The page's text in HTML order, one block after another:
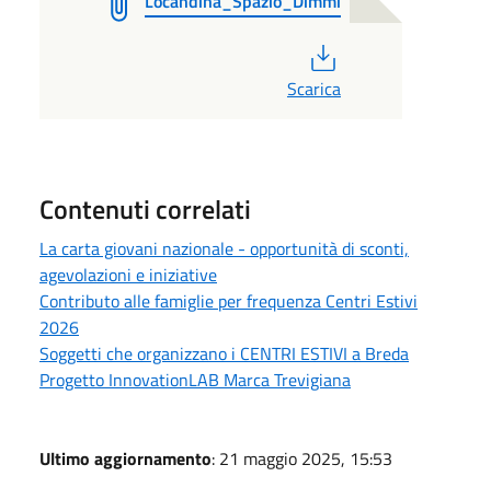
Scarica
Contenuti correlati
La carta giovani nazionale - opportunità di sconti,
agevolazioni e iniziative
Contributo alle famiglie per frequenza Centri Estivi
2026
Soggetti che organizzano i CENTRI ESTIVI a Breda
Progetto InnovationLAB Marca Trevigiana
Ultimo aggiornamento: 21 maggio 2025, 15:53